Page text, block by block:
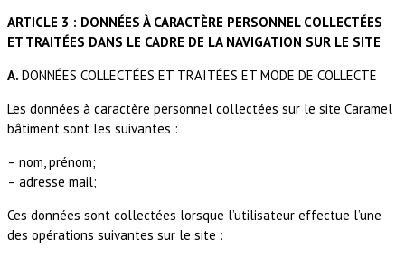
ARTICLE 3 : DONNÉES À CARACTÈRE PERSONNEL COLLECTÉES
ET TRAITÉES DANS LE CADRE DE LA NAVIGATION SUR LE SITE
A. DONNÉES COLLECTÉES ET TRAITÉES ET MODE DE COLLECTE
Les données à caractère personnel collectées sur le site Caramel
bâtiment sont les suivantes :
– nom, prénom;
– adresse mail;
Ces données sont collectées lorsque l’utilisateur effectue l’une
des opérations suivantes sur le site :